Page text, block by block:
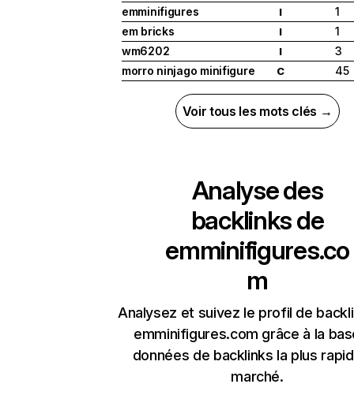
emminifigures
I
1
em bricks
I
1
wm6202
I
3
morro ninjago minifigure
C 45
Voir tous les mots clés →
Analyse des
backlinks de
emminifigures.co
m
Analysez et suivez le profil de
emminifigures.com grâce à la
données de backlinks la plus
marché.